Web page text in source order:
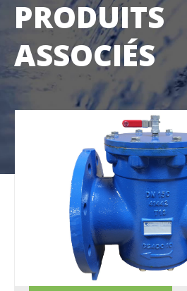
PRODUITS
ASSOCIÉS